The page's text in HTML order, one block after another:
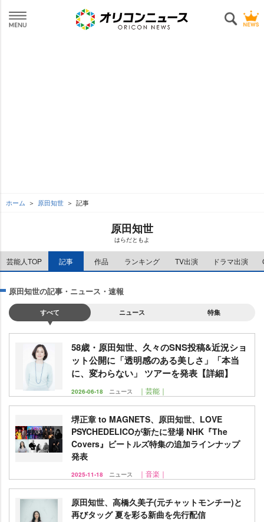
ホーム 原田知世 記事
原田知世
はらだともよ
芸能人TOP 記事 作品 ランキング TV出演 ドラマ出演
原田知世の記事・ニュース・速報
すべて ニュース 特集
58歳・原田知世、久々のSNS投稿&近況ショ
ット公開に「透明感のある美しさ」「本当
に、変わらない」 ツアーを発表【詳細】
2026-06-18 ニュース ｜芸能｜
堺正章 to MAGNETS、原田知世、LOVE
PSYCHEDELICOが新たに登場 NHK『The
Covers』ビートルズ特集の追加ラインナップ
発表
2025-11-18 ニュース ｜音楽｜
原田知世、高橋久美子(元チャットモンチー)と
再びタッグ 夏を彩る新曲を先行配信